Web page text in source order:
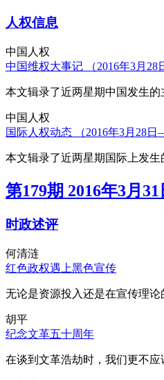
人权信息
中国人权
中国维权大事记 （2016年3月28
本文辑录了近两星期中国发生的
中国人权
国际人权动态 （2016年3月28日
本文辑录了近两星期国际上发生
第179期 2016年3月31
时政述评
何清涟
红色政权遇上黑色宣传
无论是资源投入还是在宣传理论
胡平
纪念文革五十周年
在谈到文革浩劫时，我们更不